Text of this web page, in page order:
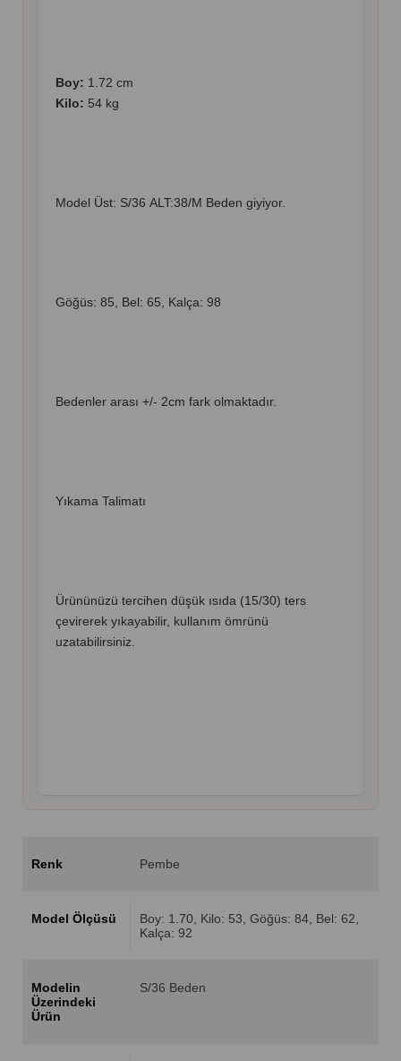
Boy: 1.72 cm
Kilo: 54 kg
Model Üst: S/36 ALT:38/M Beden giyiyor.
Göğüs: 85, Bel: 65, Kalça: 98
Bedenler arası +/- 2cm fark olmaktadır.
Yıkama Talimatı
Ürününüzü tercihen düşük ısıda (15/30) ters
çevirerek yıkayabilir, kullanım ömrünü
uzatabilirsiniz.
Renk Pembe
Model Ölçüsü
Boy: 1.70, Kilo: 53, Göğüs: 84, Bel: 62,
Kalça: 92
Modelin
Üzerindeki
Ürün
S/36 Beden